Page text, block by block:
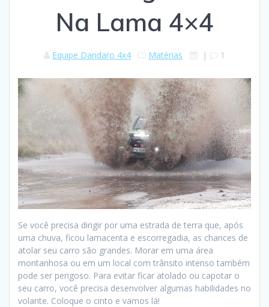
Na Lama 4×4
Equipe Dandaro 4x4 Matérias | 1
Se você precisa dirigir por uma estrada de terra que, após
uma chuva, ficou lamacenta e escorregadia, as chances de
atolar seu carro são grandes. Morar em uma área
montanhosa ou em um local com trânsito intenso também
pode ser perigoso. Para evitar ficar atolado ou capotar o
seu carro, você precisa desenvolver algumas habilidades no
volante. Coloque o cinto e vamos lá!